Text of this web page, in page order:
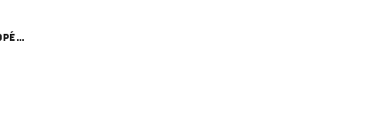
Retour sur l’Opération Montagne Responsable à Chamonix